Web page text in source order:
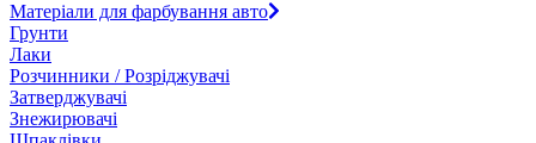
Матеріали для фарбування авто
Грунти
Лаки
Розчинники / Розріджувачі
Затверджувачі
Знежирювачі